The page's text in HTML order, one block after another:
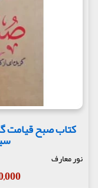
کتاب صبح قیامت
نور معارف